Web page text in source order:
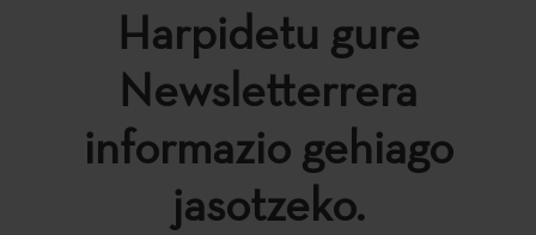
Harpidetu gure
Newsletterrera
informazio gehiago
jasotzeko.